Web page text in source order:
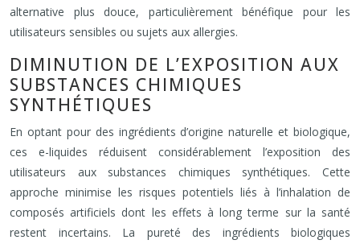
alternative plus douce, particulièrement bénéfique pour les
utilisateurs sensibles ou sujets aux allergies.
DIMINUTION DE L’EXPOSITION AUX
SUBSTANCES CHIMIQUES
SYNTHÉTIQUES
En optant pour des ingrédients d’origine naturelle et biologique,
ces e-liquides réduisent considérablement l’exposition des
utilisateurs aux substances chimiques synthétiques. Cette
approche minimise les risques potentiels liés à l’inhalation de
composés artificiels dont les effets à long terme sur la santé
restent incertains. La pureté des ingrédients biologiques